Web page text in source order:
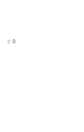
0